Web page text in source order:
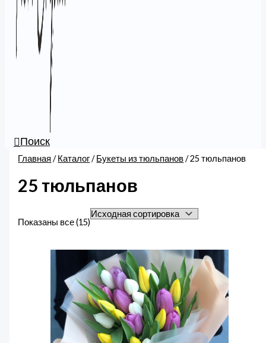
Поиск
Главная /Каталог/Букеты из тюльпанов/ 25 тюльпанов
25 тюльпанов
Показаны все (15)